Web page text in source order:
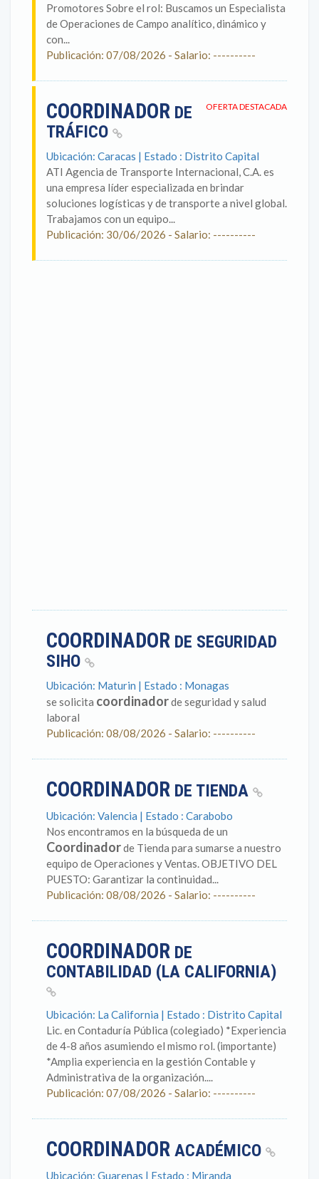
Promotores Sobre el rol: Buscamos un Especialista
de Operaciones de Campo analítico, dinámico y
con...
Publicación: 07/08/2026 - Salario: ----------
OFERTA DESTACADA
COORDINADOR DE
TRÁFICO
Ubicación: Caracas | Estado : Distrito Capital
ATI Agencia de Transporte Internacional, C.A. es
una empresa líder especializada en brindar
soluciones logísticas y de transporte a nivel global.
Trabajamos con un equipo...
Publicación: 30/06/2026 - Salario: ----------
COORDINADOR DE SEGURIDAD
SIHO
Ubicación: Maturin | Estado : Monagas
se solicita coordinadorde seguridad y salud
laboral
Publicación: 08/08/2026 - Salario: ----------
COORDINADOR DE TIENDA
Ubicación: Valencia | Estado : Carabobo
Nos encontramos en la búsqueda de un
Coordinadorde Tienda para sumarse a nuestro
equipo de Operaciones y Ventas. OBJETIVO DEL
PUESTO: Garantizar la continuidad...
Publicación: 08/08/2026 - Salario: ----------
COORDINADOR DE
CONTABILIDAD (LA CALIFORNIA)
Ubicación: La California | Estado : Distrito Capital
Lic. en Contaduría Pública (colegiado) *Experiencia
de 4-8 años asumiendo el mismo rol. (importante)
*Amplia experiencia en la gestión Contable y
Administrativa de la organización....
Publicación: 07/08/2026 - Salario: ----------
COORDINADOR ACADÉMICO
Ubicación: Guarenas | Estado : Miranda